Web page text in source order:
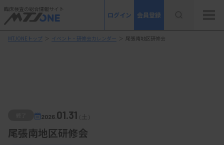
臨床検査の総合情報サイト
ログイン 会員登録
MTJONEトップ ＞ イベント・研修会カレンダー ＞ 尾張南地区研修会
2026. 01.31 （土）
尾張南地区研修会